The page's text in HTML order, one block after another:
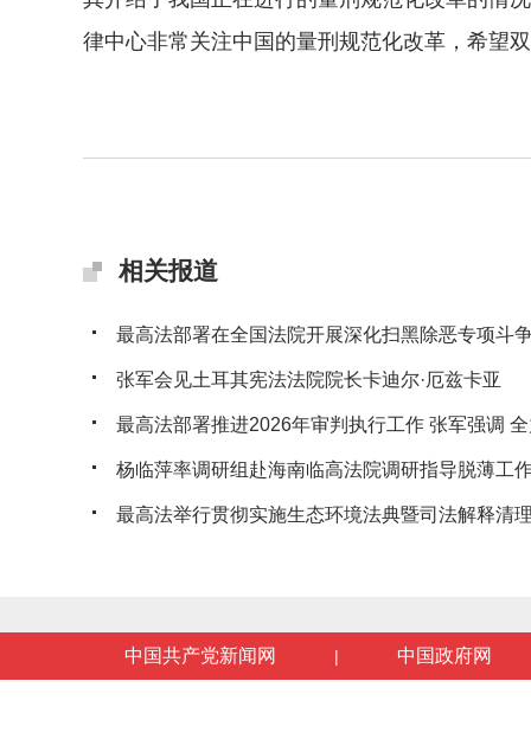
律中心非常关注中国的量刑规范化改革，希望
相关报道
最高法部署在全国法院开展深化扫黑除恶专项斗
张军会见土耳其宪法法院院长卡迪尔·厄兹卡亚
最高法部署推进2026年审判执行工作 张军强调
杨临萍率调研组赴海南临高法院调研指导脱薄工
最高法举行贯彻实施生态环境法典暨司法解释清
中国共产党新闻网 | 中国政府网